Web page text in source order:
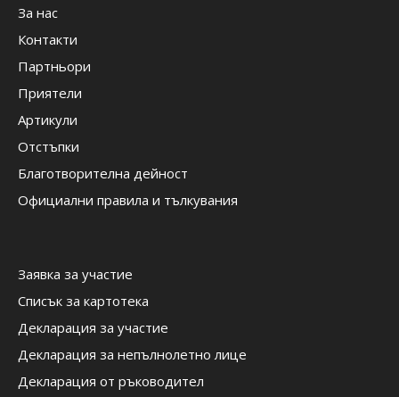
За нас
Контакти
Партньори
Приятели
Артикули
Отстъпки
Благотворителна дейност
Официални правила и тълкувания
Заявка за участие
Списък за картотека
Декларация за участие
Декларация за непълнолетно лице
Декларация от ръководител